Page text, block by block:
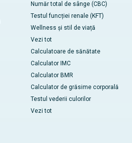
Număr total de sânge (CBC)
Testul funcției renale (KFT)
Wellness și stil de viață
Vezi tot
Calculatoare de sănătate
Calculator IMC
Calculator BMR
Calculator de grăsime corporală
Testul vederii culorilor
Vezi tot